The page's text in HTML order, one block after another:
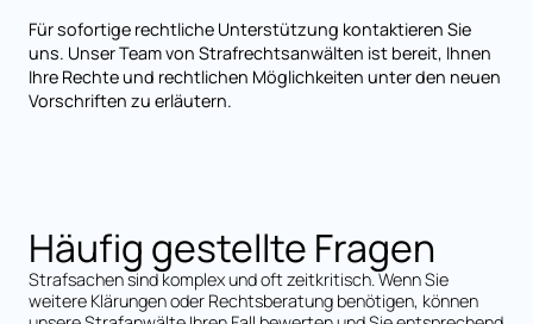
Für sofortige rechtliche Unterstützung kontaktieren Sie
uns. Unser Team von Strafrechtsanwälten ist bereit, Ihnen
Ihre Rechte und rechtlichen Möglichkeiten unter den neuen
Vorschriften zu erläutern.
Häufig gestellte Fragen
Strafsachen sind komplex und oft zeitkritisch. Wenn Sie
weitere Klärungen oder Rechtsberatung benötigen, können